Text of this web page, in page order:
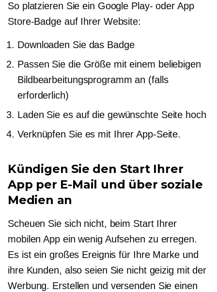
So platzieren Sie ein Google Play- oder App
Store-Badge auf Ihrer Website:
Downloaden Sie das Badge
Passen Sie die Größe mit einem beliebigen
Bildbearbeitungsprogramm an (falls
erforderlich)
Laden Sie es auf die gewünschte Seite hoch
Verknüpfen Sie es mit Ihrer App-Seite.
Kündigen Sie den Start Ihrer
App per E-Mail und über soziale
Medien an
Scheuen Sie sich nicht, beim Start Ihrer
mobilen App ein wenig Aufsehen zu erregen.
Es ist ein großes Ereignis für Ihre Marke und
ihre Kunden, also seien Sie nicht geizig mit der
Werbung. Erstellen und versenden Sie einen